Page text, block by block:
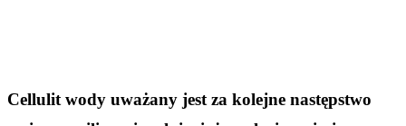
Cellulit wody uważany jest za kolejne następstwo